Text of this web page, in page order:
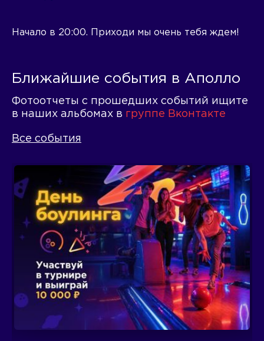
Начало в 20:00. Приходи мы очень тебя ждем!
Ближайшие события в Аполло
Фотоотчеты с прошедших событий ищите
в наших альбомах в группе Вконтакте
Все события